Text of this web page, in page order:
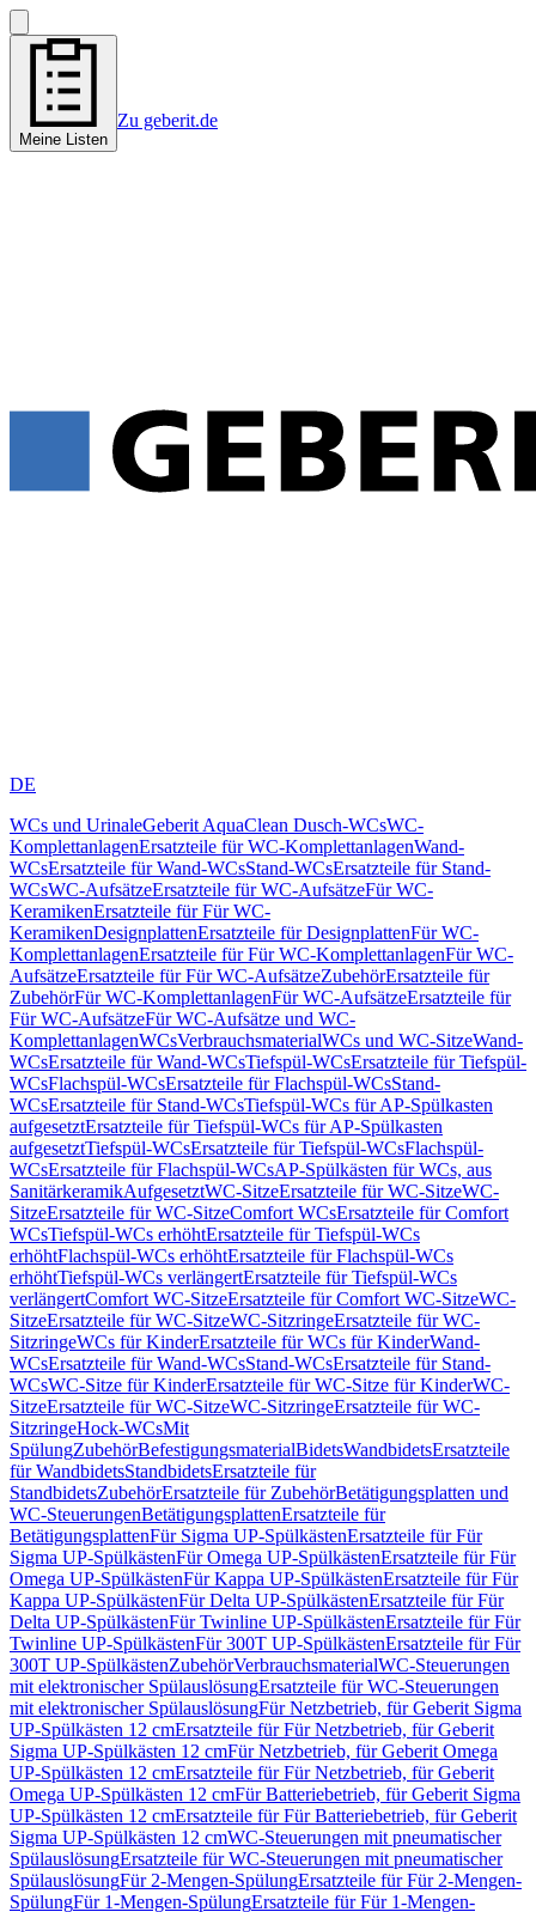
Meine Listen
Zu geberit.de
DE
WCs und UrinaleGeberit AquaClean Dusch-WCsWC-
KomplettanlagenErsatzteile für WC-KomplettanlagenWand-
WCsErsatzteile für Wand-WCsStand-WCsErsatzteile für Stand-
WCsWC-AufsätzeErsatzteile für WC-AufsätzeFür WC-
KeramikenErsatzteile für Für WC-
KeramikenDesignplattenErsatzteile für DesignplattenFür WC-
KomplettanlagenErsatzteile für Für WC-KomplettanlagenFür WC-
AufsätzeErsatzteile für Für WC-AufsätzeZubehörErsatzteile für
ZubehörFür WC-KomplettanlagenFür WC-AufsätzeErsatzteile für
Für WC-AufsätzeFür WC-Aufsätze und WC-
KomplettanlagenWCsVerbrauchsmaterialWCs und WC-SitzeWand-
WCsErsatzteile für Wand-WCsTiefspül-WCsErsatzteile für Tiefspül-
WCsFlachspül-WCsErsatzteile für Flachspül-WCsStand-
WCsErsatzteile für Stand-WCsTiefspül-WCs für AP-Spülkasten
aufgesetztErsatzteile für Tiefspül-WCs für AP-Spülkasten
aufgesetztTiefspül-WCsErsatzteile für Tiefspül-WCsFlachspül-
WCsErsatzteile für Flachspül-WCsAP-Spülkästen für WCs, aus
SanitärkeramikAufgesetztWC-SitzeErsatzteile für WC-SitzeWC-
SitzeErsatzteile für WC-SitzeComfort WCsErsatzteile für Comfort
WCsTiefspül-WCs erhöhtErsatzteile für Tiefspül-WCs
erhöhtFlachspül-WCs erhöhtErsatzteile für Flachspül-WCs
erhöhtTiefspül-WCs verlängertErsatzteile für Tiefspül-WCs
verlängertComfort WC-SitzeErsatzteile für Comfort WC-SitzeWC-
SitzeErsatzteile für WC-SitzeWC-SitzringeErsatzteile für WC-
SitzringeWCs für KinderErsatzteile für WCs für KinderWand-
WCsErsatzteile für Wand-WCsStand-WCsErsatzteile für Stand-
WCsWC-Sitze für KinderErsatzteile für WC-Sitze für KinderWC-
SitzeErsatzteile für WC-SitzeWC-SitzringeErsatzteile für WC-
SitzringeHock-WCsMit
SpülungZubehörBefestigungsmaterialBidetsWandbidetsErsatzteile
für WandbidetsStandbidetsErsatzteile für
StandbidetsZubehörErsatzteile für ZubehörBetätigungsplatten und
WC-SteuerungenBetätigungsplattenErsatzteile für
BetätigungsplattenFür Sigma UP-SpülkästenErsatzteile für Für
Sigma UP-SpülkästenFür Omega UP-SpülkästenErsatzteile für Für
Omega UP-SpülkästenFür Kappa UP-SpülkästenErsatzteile für Für
Kappa UP-SpülkästenFür Delta UP-SpülkästenErsatzteile für Für
Delta UP-SpülkästenFür Twinline UP-SpülkästenErsatzteile für Für
Twinline UP-SpülkästenFür 300T UP-SpülkästenErsatzteile für Für
300T UP-SpülkästenZubehörVerbrauchsmaterialWC-Steuerungen
mit elektronischer SpülauslösungErsatzteile für WC-Steuerungen
mit elektronischer SpülauslösungFür Netzbetrieb, für Geberit Sigma
UP-Spülkästen 12 cmErsatzteile für Für Netzbetrieb, für Geberit
Sigma UP-Spülkästen 12 cmFür Netzbetrieb, für Geberit Omega
UP-Spülkästen 12 cmErsatzteile für Für Netzbetrieb, für Geberit
Omega UP-Spülkästen 12 cmFür Batteriebetrieb, für Geberit Sigma
UP-Spülkästen 12 cmErsatzteile für Für Batteriebetrieb, für Geberit
Sigma UP-Spülkästen 12 cmWC-Steuerungen mit pneumatischer
SpülauslösungErsatzteile für WC-Steuerungen mit pneumatischer
SpülauslösungFür 2-Mengen-SpülungErsatzteile für Für 2-Mengen-
SpülungFür 1-Mengen-SpülungErsatzteile für Für 1-Mengen-